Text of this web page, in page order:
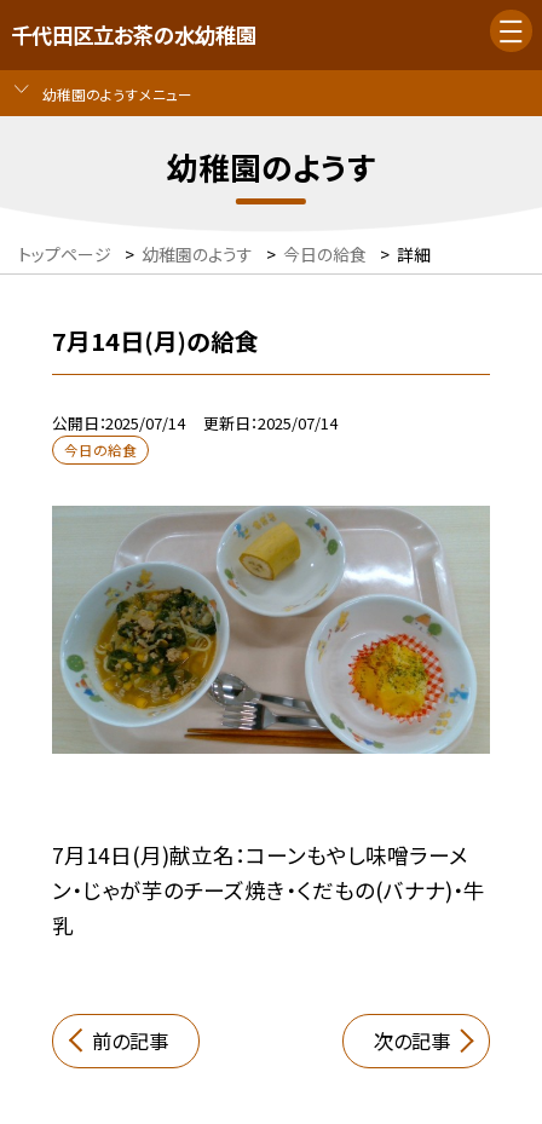
千代田区立お茶の水幼稚園
幼稚園のようすメニュー
幼稚園のようす
トップページ > 幼稚園のようす > 今日の給食 > 詳細
7月14日(月)の給食
公開日 2025/07/14 更新日 2025/07/14
今日の給食
7月14日(月)献立名：コーンもやし味噌ラーメ
ン・じゃが芋のチーズ焼き・くだもの(バナナ)・牛
乳
前の記事 次の記事